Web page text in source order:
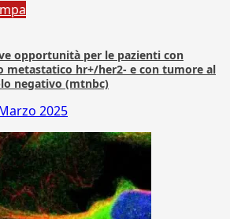
opportunità per le pazienti con
metastatico hr+/her2- e con tumore al
negativo (mtnbc)
2025